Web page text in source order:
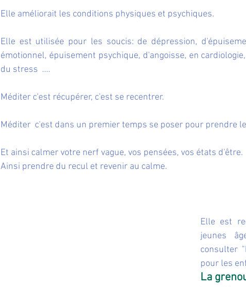
Elle améliorait les conditions physiques et psychiques.
Elle est utilisée pour les soucis: de dépression,
émotionnel, épuisement psychique, d'angoisse, en
du stress  ....
Méditer c'est récupérer, c'est se recentrer.
Méditer  c'est dans un premier temps se poser pour prendre
Et ainsi calmer votre nerf vague, vos pensées, vos états d'être.
Ainsi prendre du recul et revenir au calme.
Elle est
jeunes
consulter
pour les
La